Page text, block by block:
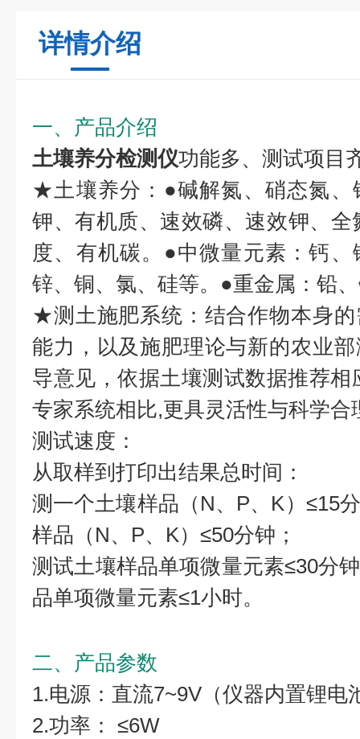
详情介绍
一、产品介绍
土壤养分检测仪功能多、测试项目
★土壤养分：●碱解氮、硝态氮、
钾、有机质、速效磷、速效钾、
度、有机碳。●中微量元素：钙
锌、铜、氯、硅等。●重金属：铅
★测土施肥系统：结合作物本身
能力，以及施肥理论与新的农业
导意见，依据土壤测试数据推荐
专家系统相比,更具灵活性与科学合
测试速度：
从取样到打印出结果总时间：
测一个土壤样品（N、P、K）≤15
样品（N、P、K）≤50分钟；
测试土壤样品单项微量元素≤30分
品单项微量元素≤1小时。
二、产品参数
1.电源：直流7~9V（仪器内置锂电
2.功率： ≤6W